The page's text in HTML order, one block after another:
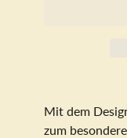
Mit dem
zum